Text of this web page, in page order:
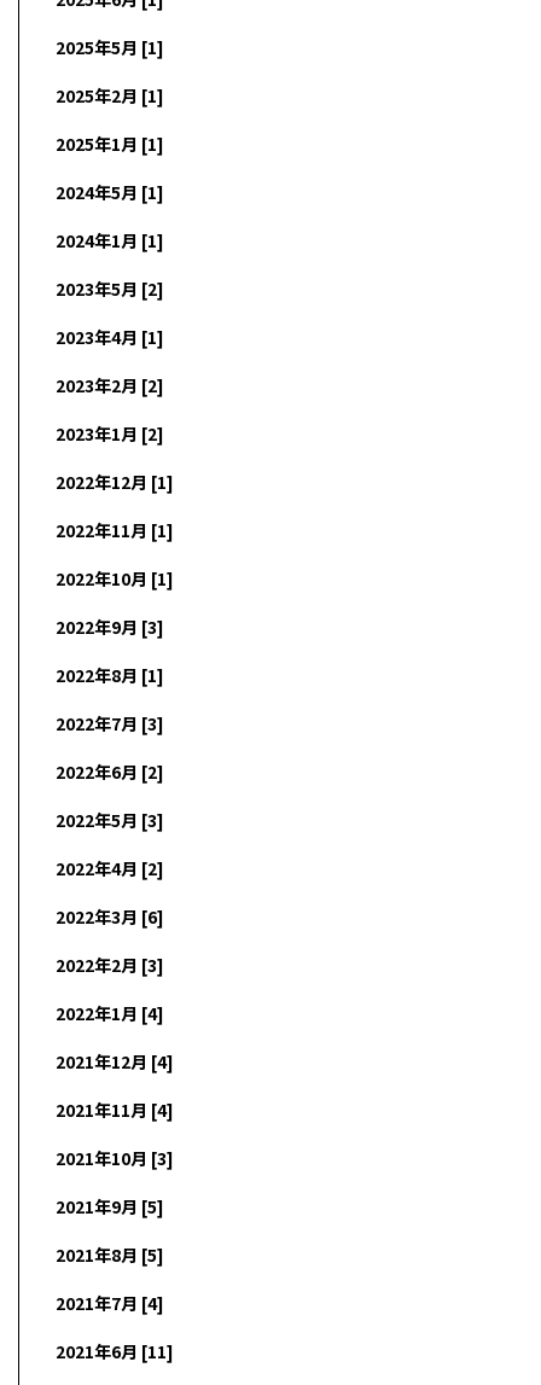
2025年5月 [1]
2025年2月 [1]
2025年1月 [1]
2024年5月 [1]
2024年1月 [1]
2023年5月 [2]
2023年4月 [1]
2023年2月 [2]
2023年1月 [2]
2022年12月 [1]
2022年11月 [1]
2022年10月 [1]
2022年9月 [3]
2022年8月 [1]
2022年7月 [3]
2022年6月 [2]
2022年5月 [3]
2022年4月 [2]
2022年3月 [6]
2022年2月 [3]
2022年1月 [4]
2021年12月 [4]
2021年11月 [4]
2021年10月 [3]
2021年9月 [5]
2021年8月 [5]
2021年7月 [4]
2021年6月 [11]